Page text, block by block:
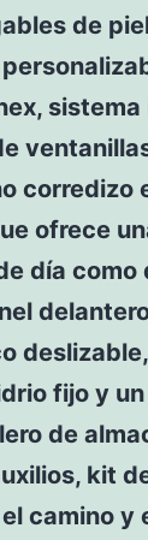
de
corredizo
ofrece
día como
fijo y un
de
kit
camino y